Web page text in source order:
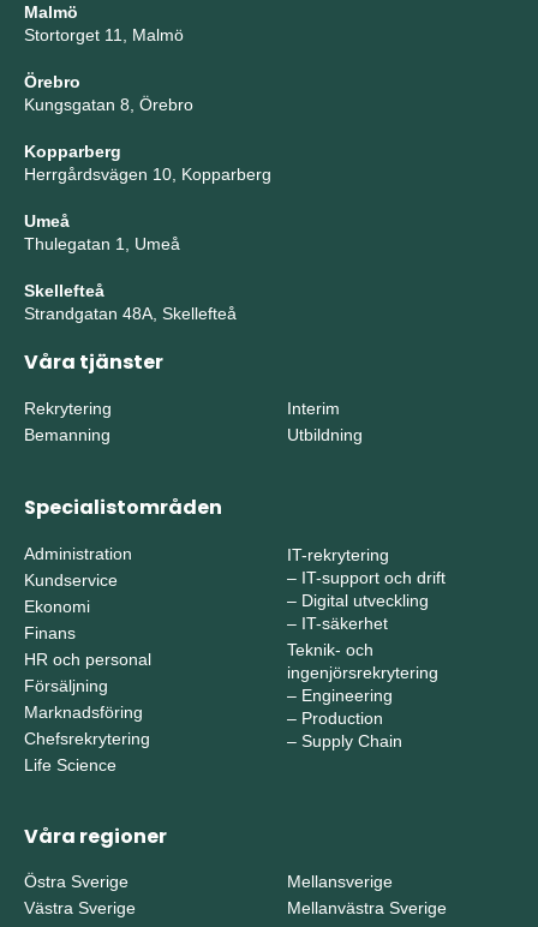
Malmö
Stortorget 11, Malmö
Örebro
Kungsgatan 8, Örebro
Kopparberg
Herrgårdsvägen 10, Kopparberg
Umeå
Thulegatan 1, Umeå
Skellefteå
Strandgatan 48A, Skellefteå
Våra tjänster
Rekrytering
Bemanning
Interim
Utbildning
Specialistområden
Administration
Kundservice
Ekonomi
Finans
HR och personal
Försäljning
Marknadsföring
Chefsrekrytering
Life Science
IT-rekrytering
– IT-support och drift
– Digital utveckling
– IT-säkerhet
Teknik- och
ingenjörsrekrytering
– Engineering
– Production
– Supply Chain
Våra regioner
Östra Sverige
Västra Sverige
Mellansverige
Mellanvästra Sverige